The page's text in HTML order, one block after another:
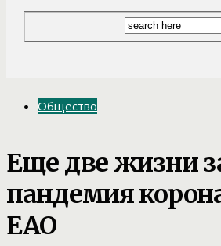
Общество
Еще две жизни
пандемия
ЕАО